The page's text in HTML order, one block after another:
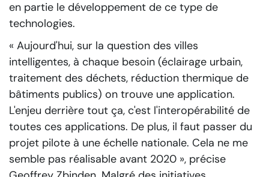
en partie le développement de ce type de
technologies.
« Aujourd'hui, sur la question des villes
intelligentes, à chaque besoin (éclairage urbain,
traitement des déchets, réduction thermique de
bâtiments publics) on trouve une application.
L'enjeu derrière tout ça, c'est l'interopérabilité de
toutes ces applications. De plus, il faut passer du
projet pilote à une échelle nationale. Cela ne me
semble pas réalisable avant 2020 », précise